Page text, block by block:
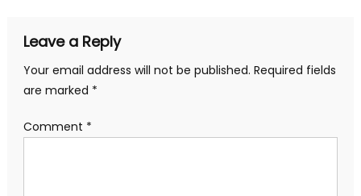
Leave a Reply
Your email address will not be published. Required fields
are marked *
Comment *